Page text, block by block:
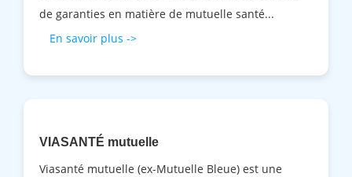
de garanties en matière de mutuelle santé...
En savoir plus ->
VIASANTÉ mutuelle
Viasanté mutuelle (ex-Mutuelle Bleue) est une